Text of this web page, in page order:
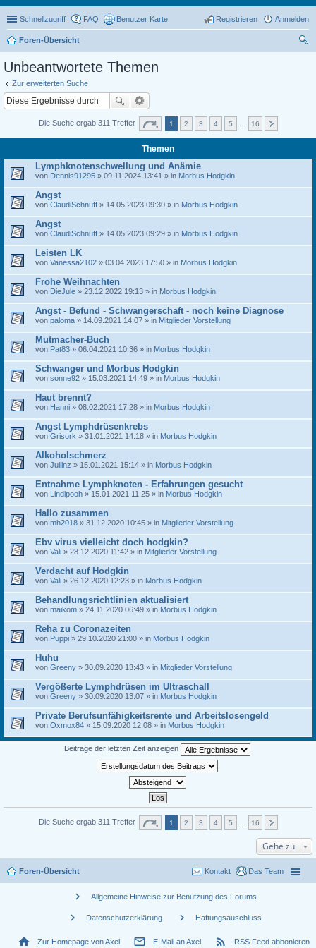
Schnellzugriff FAQ Benutzer Karte Anmelden
Registrieren
Foren-Übersicht
Unbeantwortete Themen
Zur erweiterten Suche
Die Suche ergab 311 Treffer 1 2 3 4 5 16
Themen
Lymphknotenschwellung und Anämie
von Dennis91295 » 09.11.2024 13:41 » in Morbus Hodgkin
Angst
von ClaudiSchnuff » 14.05.2023 09:30 » in Morbus Hodgkin
Angst
von ClaudiSchnuff » 14.05.2023 09:29 » in Morbus Hodgkin
Leisten LK
von Vanessa2102 » 03.04.2023 17:50 » in Morbus Hodgkin
Frohe Weihnachten
von DieJule » 23.12.2022 19:13 » in Morbus Hodgkin
Angst - Befund - Schwangerschaft - noch keine Diagnose
von paloma » 14.09.2021 14:07 » in Mitglieder Vorstellung
Mutmacher-Buch
von Pat83 » 06.04.2021 10:36 » in Morbus Hodgkin
Schwanger und Morbus Hodgkin
von sonne92 » 15.03.2021 14:49 » in Morbus Hodgkin
Haut brennt?
von Hanni » 08.02.2021 17:28 » in Morbus Hodgkin
Angst Lymphdrüsenkrebs
von Grisork » 31.01.2021 14:18 » in Morbus Hodgkin
Alkoholschmerz
von Julilnz » 15.01.2021 15:14 » in Morbus Hodgkin
Entnahme Lymphknoten - Erfahrungen gesucht
von Lindipooh » 15.01.2021 11:25 » in Morbus Hodgkin
Hallo zusammen
von mh2018 » 31.12.2020 10:45 » in Mitglieder Vorstellung
Ebv virus vielleicht doch hodgkin?
von Vali » 28.12.2020 11:42 » in Mitglieder Vorstellung
Verdacht auf Hodgkin
von Vali » 26.12.2020 12:23 » in Morbus Hodgkin
Behandlungsrichtlinien aktualisiert
von maikom » 24.11.2020 06:49 » in Morbus Hodgkin
Reha zu Coronazeiten
von Puppi » 29.10.2020 21:00 » in Morbus Hodgkin
Huhu
von Greeny » 30.09.2020 13:43 » in Mitglieder Vorstellung
Vergößerte Lymphdrüsen im Ultraschall
von Greeny » 30.09.2020 13:07 » in Morbus Hodgkin
Private Berufsunfähigkeitsrente und Arbeitslosengeld
von Oxmox84 » 15.09.2020 12:08 » in Morbus Hodgkin
Beiträge der letzten Zeit anzeigen
Die Suche ergab 311 Treffer 1 2 3 4 5 16
Gehe zu
Foren-Übersicht Das Team
Kontakt
chevron_right Allgemeine Hinweise zur Benutzung des Forums
chevron_right Datenschutzerklärung chevron_right Haftungsauschluss
home Zur Homepage von Axel mail_outline E-Mail an Axel rss_feed RSS Feed abbonieren